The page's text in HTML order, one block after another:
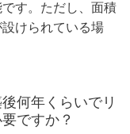
す。ただし、面積
けられている場
何年くらいでリ
ですか？